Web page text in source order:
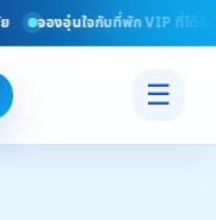
จองอุ่นใจกับที่พัก VIP ที่ได้รับ
☰